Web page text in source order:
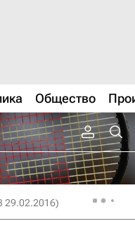
Общество
29.02.2016)